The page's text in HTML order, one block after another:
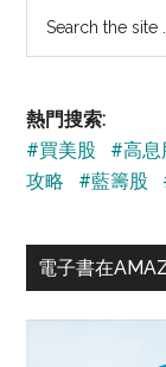
...
熱門搜索:
#買美股
#高息
攻略
#藍籌股
電子書在